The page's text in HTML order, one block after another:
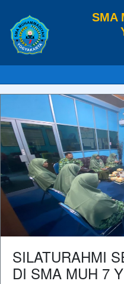
SMA
SILATURAHMI
DI SMA MUH 7